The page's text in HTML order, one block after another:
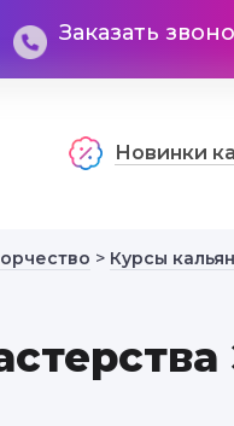
Заказать
Новинки
> Курсы